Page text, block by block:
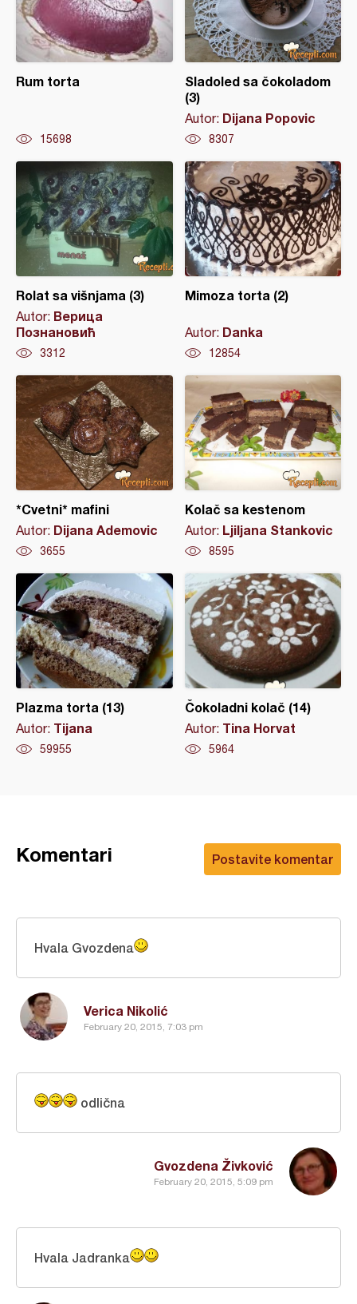
Rum torta
15698
Sladoled sa čokoladom
(3)
Autor: Dijana Popovic
8307
Rolat sa višnjama (3)
Autor: Верица
Познановић
3312
Mimoza torta (2)
Autor: Danka
12854
*Cvetni* mafini
Autor: Dijana Ademovic
3655
Kolač sa kestenom
Autor: Ljiljana Stankovic
8595
Plazma torta (13)
Autor: Tijana
59955
Čokoladni kolač (14)
Autor: Tina Horvat
5964
Postavite komentar
Komentari
Verica Nikolić
February 20, 2015, 7:03 pm
Hvala Gvozdena
Gvozdena Živković
February 20, 2015, 5:09 pm
odlična
Hvala Jadranka